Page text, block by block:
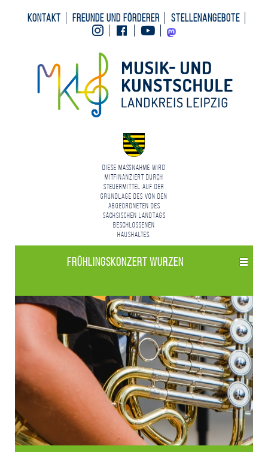
Kontakt Freunde und Förderer
Stellenangebote
InstagramFacebookYoutubeMastodon
Diese Maßnahme wird
mitfinanziert durch
Steuermittel auf der
Grundlage des von den
Abgeordneten des
Sächsischen Landtags
beschlossenen
Haushaltes.
Frühlings­konzert Wurzen